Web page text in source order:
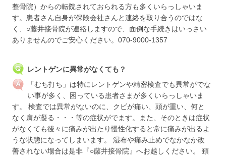
整骨院）からの転院されておられる方も多くいらっしゃいま
す。患者さん自身が保険会社さんと連絡を取り合うのではな
く、○藤井接骨院が連絡しますので、面倒な手続きはいっさい
ありませんのでご安心ください。070-9000-1357
レントゲンに異常がなくても？
「むち打ち」は特にレントゲンや精密検査でも異常がでな
い事が多く、困っている患者さまが多くいらっしゃいま
す。 検査では異常がないのに、クビが痛い、頭が重い、何と
なく肩が凝る・・・等の症状がでます。また、そのときは症状
がなくても後々に痛みが出たり慢性化すると常に痛みが出るよ
うな状態になってしまいます。 湿布や痛み止めでなかなか改
善されない場合は是非『○藤井接骨院』へお越しください。 頚